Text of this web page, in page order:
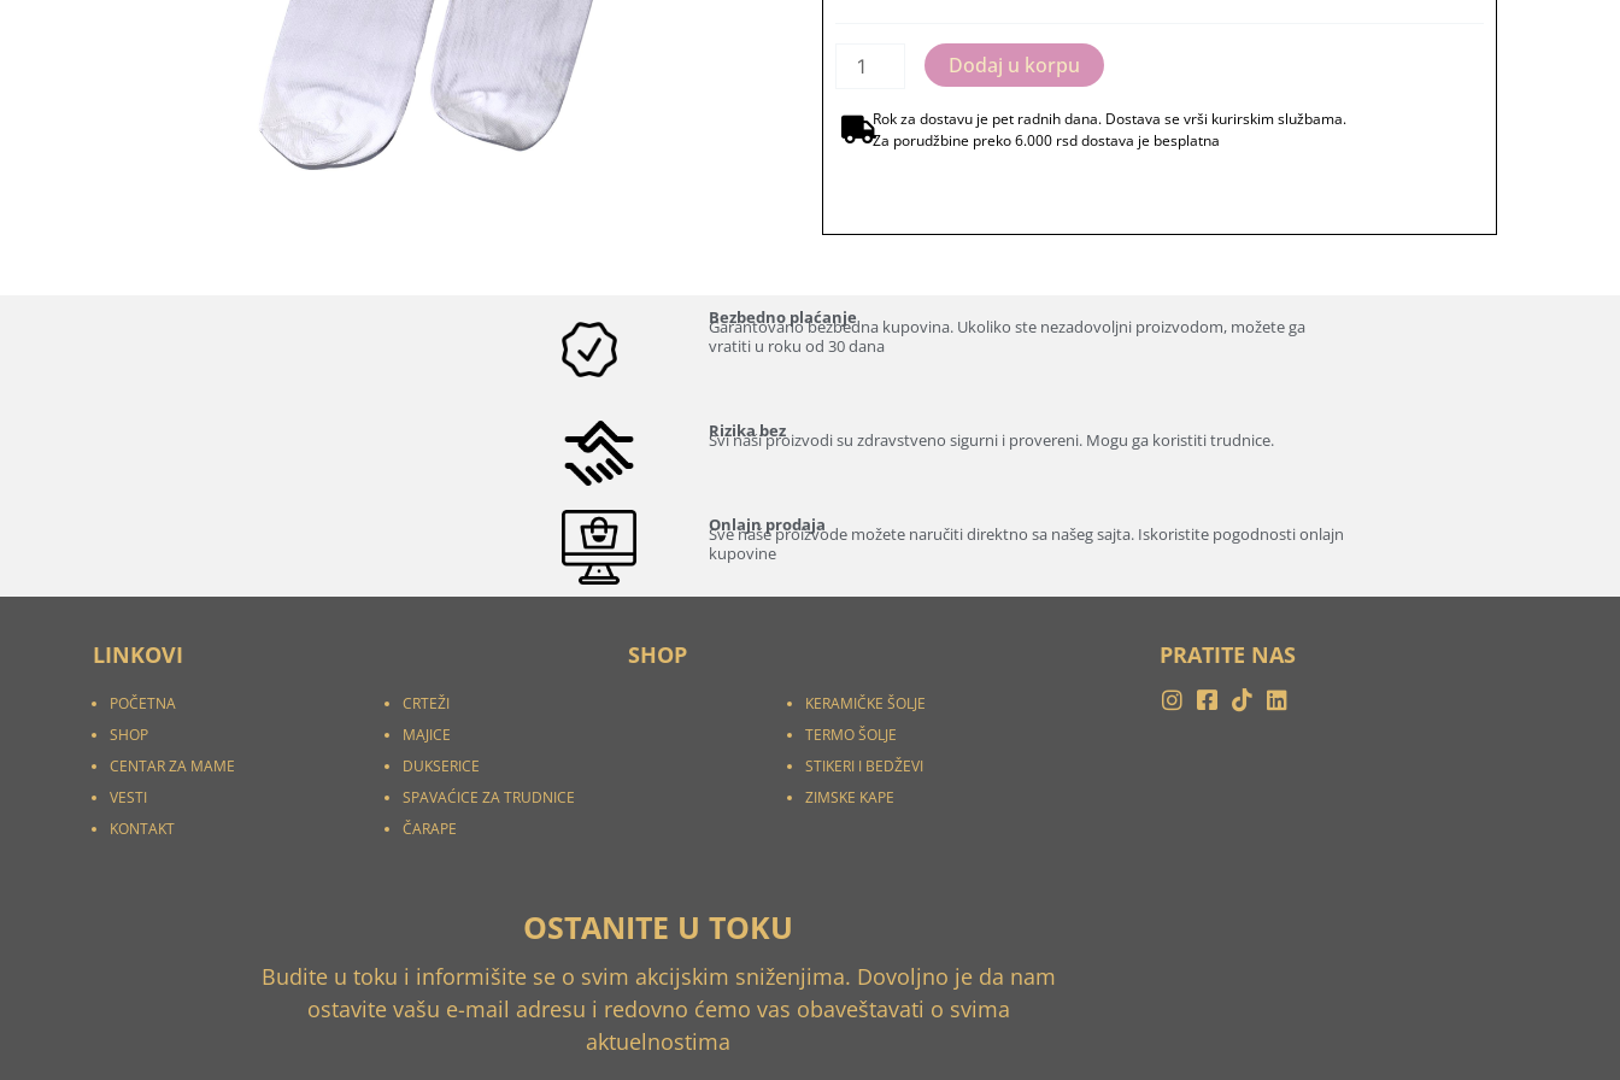
količina
Dodaj u korpu
Rok za dostavu je pet radnih dana. Dostava se vrši kurirskim službama.
Za porudžbine preko 6.000 rsd dostava je besplatna
Bezbedno plaćanje
Garantovano bezbedna kupovina. Ukoliko ste nezadovoljni proizvodom, možete ga
vratiti u roku od 30 dana
Rizika bez
Svi naši proizvodi su zdravstveno sigurni i provereni. Mogu ga koristiti trudnice.
Onlajn prodaja
Sve naše proizvode možete naručiti direktno sa našeg sajta. Iskoristite pogodnosti onlajn
kupovine
LINKOVI
POČETNA
SHOP
CENTAR ZA MAME
VESTI
KONTAKT
SHOP
CRTEŽI
MAJICE
DUKSERICE
SPAVAĆICE ZA TRUDNICE
ČARAPE
KERAMIČKE ŠOLJE
TERMO ŠOLJE
STIKERI I BEDŽEVI
ZIMSKE KAPE
OSTANITE U TOKU
Budite u toku i informišite se o svim akcijskim sniženjima. Dovoljno je da nam
ostavite vašu e-mail adresu i redovno ćemo vas obaveštavati o svima
aktuelnostima
PRATITE NAS